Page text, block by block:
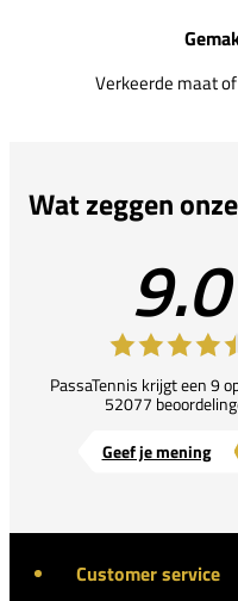
Verkeerde maat
Wat zeggen
9.0
PassaTennis krijgt een 9
52077
Geef je mening
Customer service